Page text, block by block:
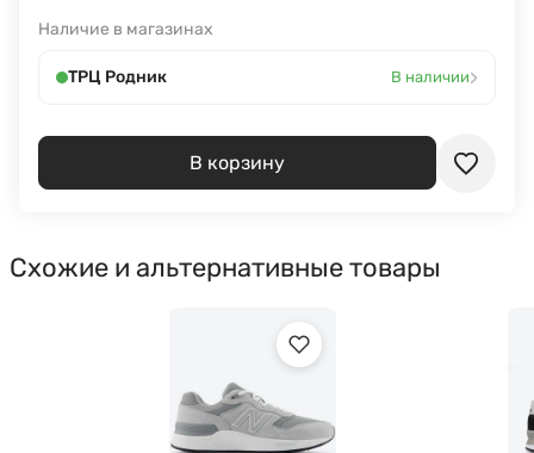
Наличие в магазинах
ТРЦ Родник В наличии›
В корзину
Схожие и альтернативные товары